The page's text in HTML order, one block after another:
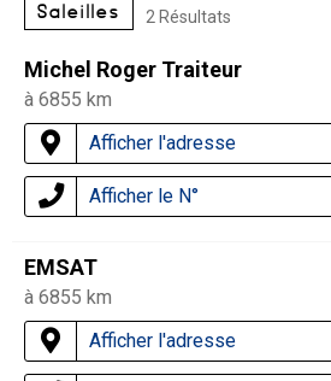
Saleilles 2 Résultats
Michel Roger Traiteur
à 6855 km
Afficher l'adresse
Afficher le N°
EMSAT
à 6855 km
Afficher l'adresse